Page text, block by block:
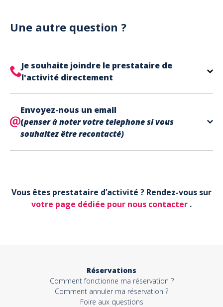
Cependant, nous avons l'office de tourisme de Fréjus
et de Saint Raphaël qui acceptent les chèques
A noter que la réservation est prise en compte
uniquement une fois le paiement effectué.
Une autre question ?
Je souhaite joindre le prestataire de
l'activité directement
trouve directement sur votre billet,
dans la partie contact.
Envoyez-nous un email
(penser à noter votre telephone si vous
souhaitez être recontacté)
Votre email*
Vous êtes prestataire d’activité ? Rendez-vous sur
votre page dédiée pour nous contacter .
Réservations
Comment fonctionne ma réservation ?
Comment annuler ma réservation ?
Foire aux questions